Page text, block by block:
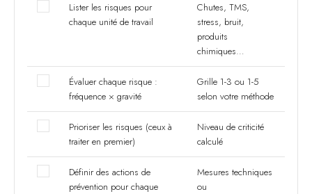
Lister les risques pour
chaque unité de travail
Chutes, TMS,
stress, bruit,
produits
chimiques…
Évaluer chaque risque :
fréquence × gravité
Grille 1-3 ou 1-5
selon votre méthode
Prioriser les risques (ceux à
traiter en premier)
Niveau de criticité
calculé
Définir des actions de
prévention pour chaque
Mesures techniques
ou